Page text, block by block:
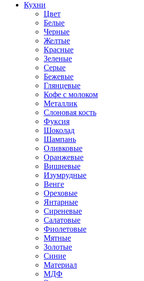
Кухни
Цвет
Белые
Черные
Желтые
Красные
Зеленые
Серые
Бежевые
Глянцевые
Кофе с молоком
Металлик
Слоновая кость
Фуксия
Шоколад
Шампань
Оливковые
Оранжевые
Вишневые
Изумрудные
Венге
Ореховые
Янтарные
Сиреневые
Салатовые
Фиолетовые
Мятные
Золотые
Синие
Материал
МДФ